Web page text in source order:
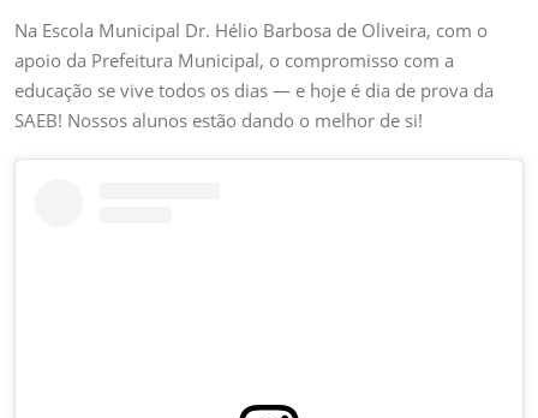
PROVA
Na Escola Municipal Dr. Hélio Barbosa de Oliveira, com o
apoio da Prefeitura Municipal, o compromisso com a
educação se vive todos os dias — e hoje é dia de prova da
SAEB! Nossos alunos estão dando o melhor de si!